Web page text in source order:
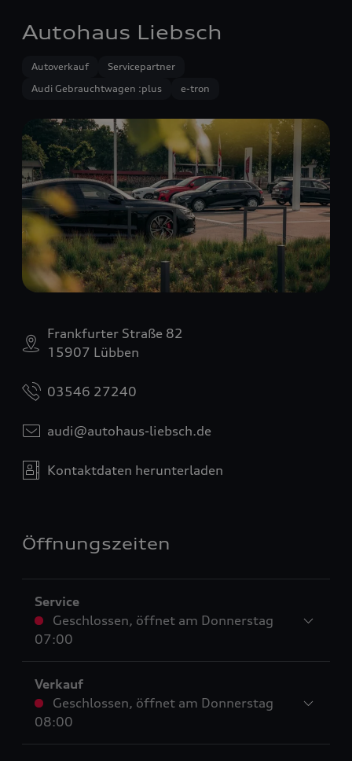
Autohaus Liebsch
Autoverkauf
Servicepartner
Audi Gebrauchtwagen :plus
e-tron
Frankfurter Straße 82
15907 Lübben
03546 27240
audi@autohaus-liebsch.de
Kontaktdaten herunterladen
Öffnungszeiten
Service
Geschlossen, öffnet am Donnerstag
07:00
Verkauf
Geschlossen, öffnet am Donnerstag
08:00